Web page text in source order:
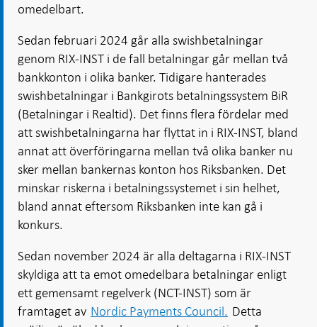
omedelbart.
Sedan februari 2024 går alla swishbetalningar
genom RIX-INST i de fall betalningar går mellan två
bankkonton i olika banker. Tidigare hanterades
swishbetalningar i Bankgirots betalningssystem BiR
(Betalningar i Realtid). Det finns flera fördelar med
att swishbetalningarna har flyttat in i RIX-INST, bland
annat att överföringarna mellan två olika banker nu
sker mellan bankernas konton hos Riksbanken. Det
minskar riskerna i betalningssystemet i sin helhet,
bland annat eftersom Riksbanken inte kan gå i
konkurs.
Sedan november 2024 är alla deltagarna i RIX-INST
skyldiga att ta emot omedelbara betalningar enligt
ett gemensamt regelverk (NCT-INST) som är
framtaget av Nordic Payments Council. Detta